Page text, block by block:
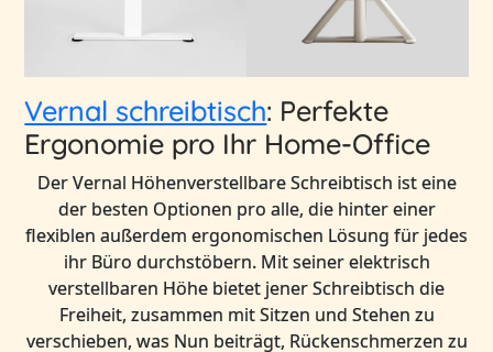
Vernal schreibtisch: Perfekte
Ergonomie pro Ihr Home-Office
Der Vernal Höhenverstellbare Schreibtisch ist eine
der besten Optionen pro alle, die hinter einer
flexiblen außerdem ergonomischen Lösung für jedes
ihr Büro durchstöbern. Mit seiner elektrisch
verstellbaren Höhe bietet jener Schreibtisch die
Freiheit, zusammen mit Sitzen und Stehen zu
verschieben, was Nun beiträgt, Rückenschmerzen zu